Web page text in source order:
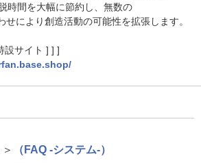
時間を大幅に節約し、無数の
により創造活動の可能性を拡張します。
設サイト ] ] ]
（FAQ -システム-）